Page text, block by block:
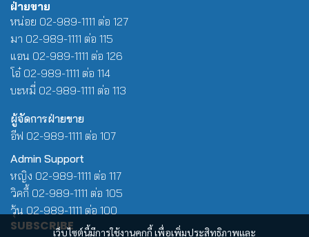
เว็บไซต์นี้มีการใช้งานคุกกี้ เพื่อเพิ่มประสิทธิภาพและ
ฝ่ายขาย
หน่อย 02-989-1111 ต่อ 127
มา 02-989-1111 ต่อ 115
แอน 02-989-1111 ต่อ 126
โอ๋ 02-989-1111 ต่อ 114
บะหมี่ 02-989-1111 ต่อ 113
ผู้จัดการฝ่ายขาย
อีฟ 02-989-1111 ต่อ 107
Admin Support
หญิง 02-989-1111 ต่อ 117
วิคกี้ 02-989-1111 ต่อ 105
วุ้น 02-989-1111 ต่อ 100
SUBSCRIBE